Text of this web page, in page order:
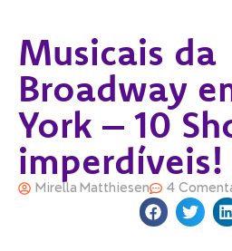
Musicais da
Broadway
York – 10
imperdíveis!
Mirella Matthiesen 4